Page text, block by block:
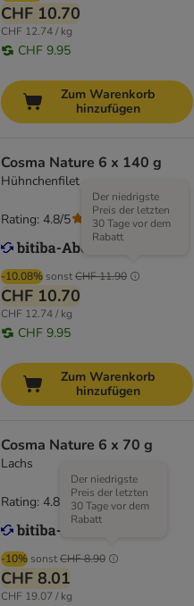
CHF 10.70
CHF 12.74 / kg
CHF 9.95
Zum Warenkorb
hinzufügen
Cosma Nature 6 x 140 g
Hühnchenfilet
-10.08% sonstCHF 11.90
Der niedrigste
Preis der letzten
30 Tage vor dem
Rabatt
CHF 10.70
CHF 12.74 / kg
CHF 9.95
Rating: 4.8/5 (107)
Zum Warenkorb
hinzufügen
Cosma Nature 6 x 70 g
Lachs
-10% sonstCHF 8.90
Der niedrigste
Preis der letzten
30 Tage vor dem
Rabatt
CHF 8.01
CHF 19.07 / kg
Rating: 4.8/5 (170